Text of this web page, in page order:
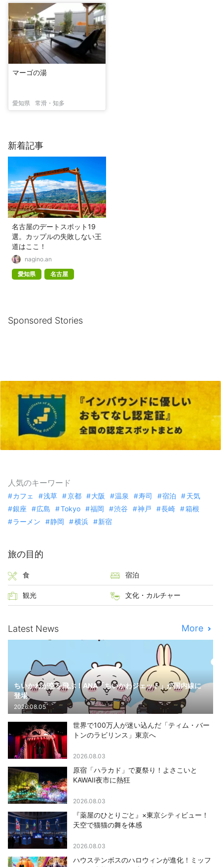
マーゴの湯
愛知県 常滑・知多
新着記事
名古屋のデートスポット19
選。カップルの失敗しない王
道はここ！
nagino.an
愛知県
名古屋
Sponsored Stories
人気のキーワード
カフェ 浅草 京都 大阪 温泉 寿司 宿泊
天気
銀座
広島 Tokyo 福岡 渋谷 神戸 長崎
箱根
ラーメン
静岡 横浜 新宿
旅の目的
食 宿泊
観光 文化・カルチャー
Latest News More
ちいかわが空を飛ぶ！ANA「ちいかわジェット」が国内線に
登場
2026.08.05
世界で100万人が迷い込んだ「ティム・バー
トンのラビリンス」東京へ
2026.08.03
原宿「ハラカド」で夏祭り！よさこいと
KAWAII夜市に熱狂
2026.08.03
『薬屋のひとりごと』×東京シティビュー！
天空で猫猫の舞を体感
2026.08.03
ハウステンボスのハロウィンが進化！ミッフ